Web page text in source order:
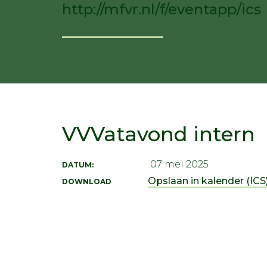
http://mfvr.nl/f/eventapp/ics
VVVatavond intern
DATUM: 07 mei 2025
DOWNLOAD Opslaan in kalender